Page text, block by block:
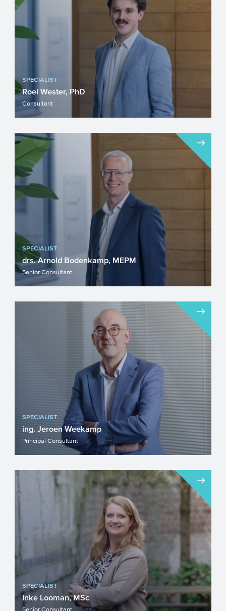
SPECIALIST
Roel Wester, PhD
Consultant
SPECIALIST
drs. Arnold Bodenkamp, MEPM
Senior Consultant
SPECIALIST
ing. Jeroen Weekamp
Principal Consultant
SPECIALIST
Inke Looman, MSc
Senior Consultant